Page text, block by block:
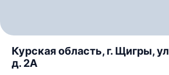
Курская область, г. Щигры,
д. 2А